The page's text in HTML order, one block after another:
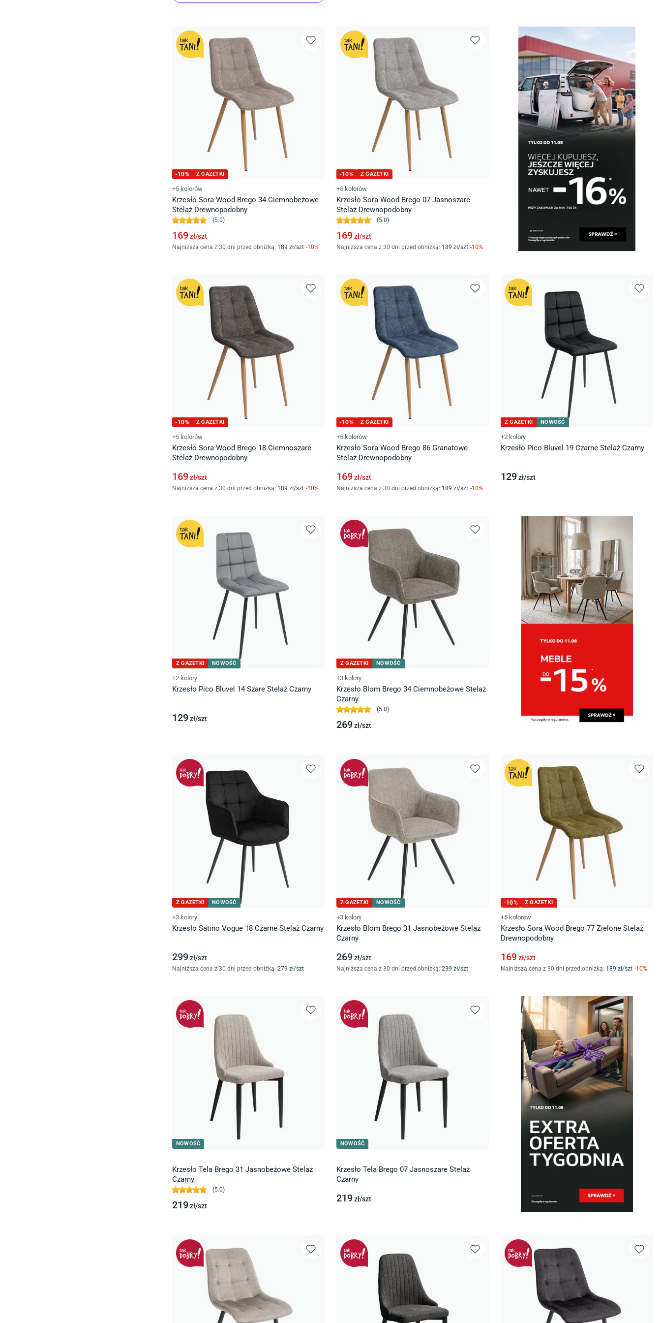
-10% Z GAZETKI
+5 kolorów
Krzesło Sora Wood Brego 34 Ciemnobeżowe
Stelaż Drewnopodobny
(5.0)
169zł/szt
Najniższa cena z 30 dni przed obniżką: 189 zł/szt -10%
-10% Z GAZETKI
+5 kolorów
Krzesło Sora Wood Brego 07 Jasnoszare
Stelaż Drewnopodobny
(5.0)
169zł/szt
Najniższa cena z 30 dni przed obniżką: 189 zł/szt -10%
-10% Z GAZETKI
+5 kolorów
Krzesło Sora Wood Brego 18 Ciemnoszare
Stelaż Drewnopodobny
169zł/szt
Najniższa cena z 30 dni przed obniżką: 189 zł/szt -10%
-10% Z GAZETKI
+5 kolorów
Krzesło Sora Wood Brego 86 Granatowe
Stelaż Drewnopodobny
169zł/szt
Najniższa cena z 30 dni przed obniżką: 189 zł/szt -10%
Z GAZETKI NOWOŚĆ
+2 kolory
Krzesło Pico Bluvel 19 Czarne Stelaż Czarny
129zł/szt
Z GAZETKI NOWOŚĆ
+2 kolory
Krzesło Pico Bluvel 14 Szare Stelaż Czarny
129zł/szt
Z GAZETKI NOWOŚĆ
+3 kolory
Krzesło Blom Brego 34 Ciemnobeżowe Stelaż
Czarny
(5.0)
269zł/szt
Z GAZETKI NOWOŚĆ
+3 kolory
Krzesło Satino Vogue 18 Czarne Stelaż Czarny
299zł/szt
Najniższa cena z 30 dni przed obniżką: 279 zł/szt
Z GAZETKI NOWOŚĆ
+3 kolory
Krzesło Blom Brego 31 Jasnobeżowe Stelaż
Czarny
269zł/szt
Najniższa cena z 30 dni przed obniżką: 239 zł/szt
-10% Z GAZETKI
+5 kolorów
Krzesło Sora Wood Brego 77 Zielone Stelaż
Drewnopodobny
169zł/szt
Najniższa cena z 30 dni przed obniżką: 189 zł/szt -10%
NOWOŚĆ
Krzesło Tela Brego 31 Jasnobeżowe Stelaż
Czarny
(5.0)
219zł/szt
NOWOŚĆ
Krzesło Tela Brego 07 Jasnoszare Stelaż
Czarny
219zł/szt